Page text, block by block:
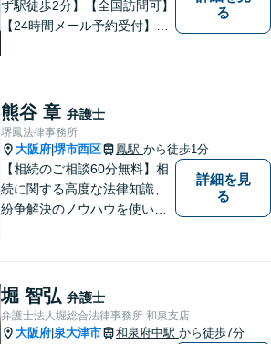
ず駅徒歩2分】【全国訪問可】
【24時間メール予約受付】
ます。
る
熊谷 章 弁護士
堺鳳法律事務所
大阪府 堺市西区 鳳駅 から徒歩1分
【相続のご相談60分無料】相
続に関する高度な法律知識、
紛争解決のノウハウを使い、
確かつスピーディーに進め、
ご相談様にとって最適なご提
案ができるよう努めます。
詳細を見
る
堀 智弘 弁護士
弁護士法人堀総合法律事務所 和泉支店
大阪府 泉大津市 和泉府中駅 から徒歩7分